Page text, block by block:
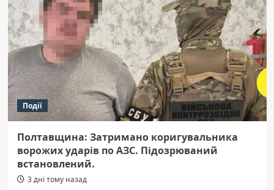
Події
Полтавщина: Затримано коригувальника
ворожих ударів по АЗС. Підозрюваний
встановлений.
3 дні тому назад